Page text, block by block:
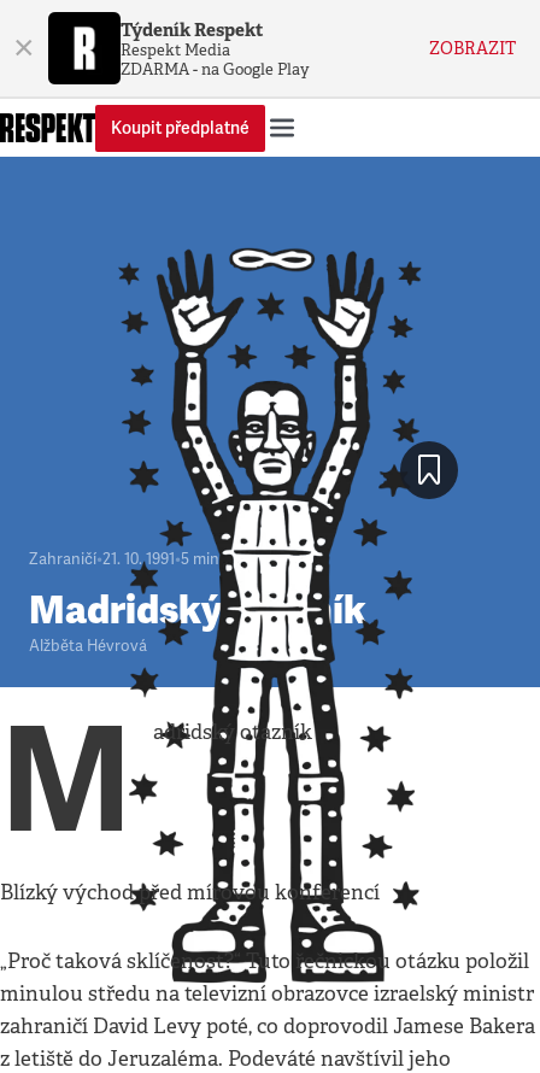
× Týdeník Respekt
Respekt Media
ZDARMA - na Google Play
ZOBRAZIT
Koupit předplatné
Zahraničí•21. 10. 1991•5 minut
Madridský otazník
Alžběta Hévrová
M adridský otazník
Blízký východ před mírovou konferencí
„Proč taková sklíčenost?“ Tuto řečnickou otázku položil
minulou středu na televizní obrazovce izraelský ministr
zahraničí David Levy poté, co doprovodil Jamese Bakera
z letiště do Jeruzaléma. Podeváté navštívil jeho